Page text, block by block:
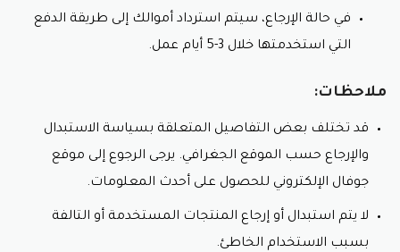
في حالة الإرجاع، سيتم استرداد أموالك إلى طريقة الدفع
التي استخدمتها خلال 3-5 أيام عمل.
ملاحظات:
قد تختلف بعض التفاصيل المتعلقة بسياسة الاستبدال
والإرجاع حسب الموقع الجغرافي. يرجى الرجوع إلى موقع
جوفال الإلكتروني للحصول على أحدث المعلومات.
لا يتم استبدال أو إرجاع المنتجات المستخدمة أو التالفة
بسبب الاستخدام الخاطئ.